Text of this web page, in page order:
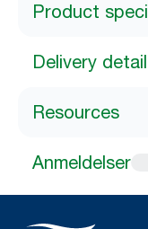
Product
Delivery
Resources
Anmeldelser